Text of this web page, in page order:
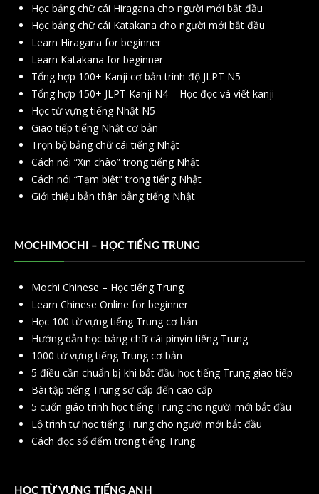
Học bảng chữ cái Hiragana cho người mới bắt đầu
Học bảng chữ cái Katakana cho người mới bắt đầu
Learn Hiragana for beginner
Learn Katakana for beginner
Tổng hợp 100+ Kanji cơ bản trình độ JLPT N5
Tổng hợp 150+ JLPT Kanji N4 – Học đọc và viết kanji
Học từ vựng tiếng Nhật N5
Giao tiếp tiếng Nhật cơ bản
Trọn bộ bảng chữ cái tiếng Nhật
Cách nói “Xin chào” trong tiếng Nhật
Cách nói “Tạm biệt” trong tiếng Nhật
Giới thiệu bản thân bằng tiếng Nhật
MOCHIMOCHI – HỌC TIẾNG TRUNG
Mochi Chinese – Học tiếng Trung
Learn Chinese Online for beginner
Học 100 từ vựng tiếng Trung cơ bản
Hướng dẫn học bảng chữ cái pinyin tiếng Trung
1000 từ vựng tiếng Trung cơ bản
5 điều cần chuẩn bị khi bắt đầu học tiếng Trung giao tiếp
Bài tập tiếng Trung sơ cấp đến cao cấp
5 cuốn giáo trình học tiếng Trung cho người mới bắt đầu
Lộ trình tự học tiếng Trung cho người mới bắt đầu
Cách đọc số đếm trong tiếng Trung
HỌC TỪ VỰNG TIẾNG ANH